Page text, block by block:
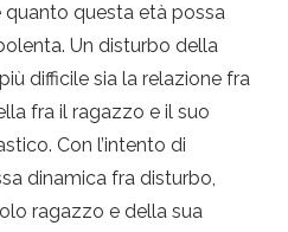
questa età possa
Un disturbo della
difficile sia la relazione fra
fra il ragazzo e il suo
Con l’intento di
dinamica fra disturbo,
ragazzo e della sua